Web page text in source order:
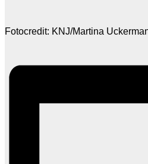
Fotocredit: KNJ/Martina